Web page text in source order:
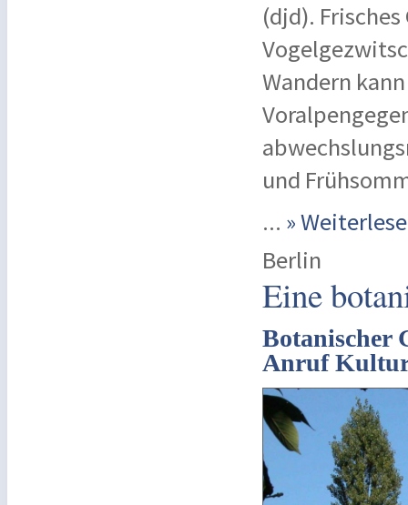
(djd).
Wandern
und
... »
Berlin
Eine
Botanischer
Anruf